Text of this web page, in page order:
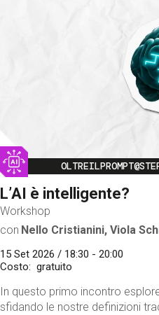
Image
L’AI è intelligente?
Workshop
con Nello Cristianini, Viola
15 Set 2026 / 18:30 - 20:00
Costo
gratuito
In questo primo incontro
sfidando le nostre definizioni